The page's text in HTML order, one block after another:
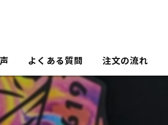
よくある質問 注文の流れ